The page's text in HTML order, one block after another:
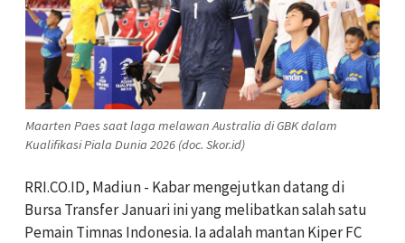
Maarten Paes saat laga melawan Australia di GBK dalam
Kualifikasi Piala Dunia 2026 (doc. Skor.id)
RRI.CO.ID, Madiun - Kabar mengejutkan datang di
Bursa Transfer Januari ini yang melibatkan salah satu
Pemain Timnas Indonesia. Ia adalah mantan Kiper FC